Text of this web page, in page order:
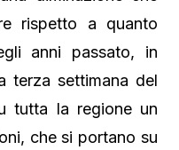
rispetto a quanto
anni passato, in
terza settimana del
tutta la regione un
che si portano su